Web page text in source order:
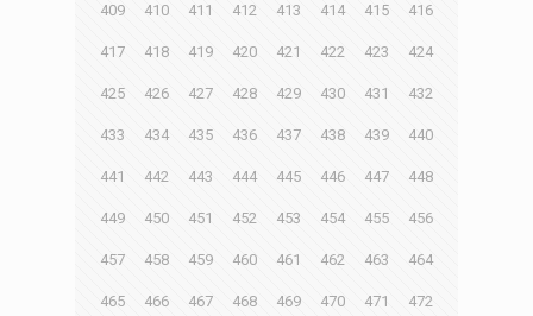
409 410 411 412 413 414 415 416
417 418 419 420 421 422 423 424
425 426 427 428 429 430 431 432
433 434 435 436 437 438 439 440
441 442 443 444 445 446 447 448
449 450 451 452 453 454 455 456
457 458 459 460 461 462 463 464
465 466 467 468 469 470 471 472